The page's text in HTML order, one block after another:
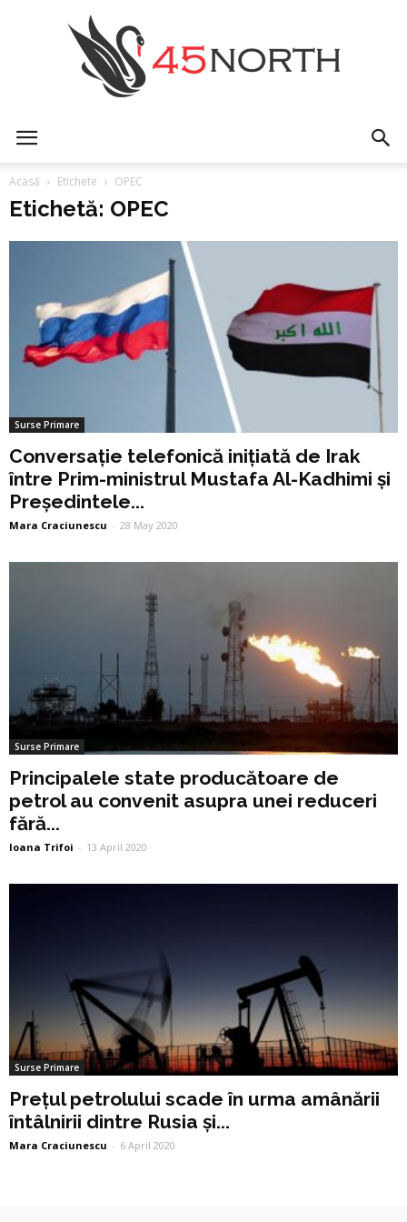
Acasă Etichete OPEC
Etichetă: OPEC
Surse Primare
Conversație telefonică inițiată de Irak
între Prim-ministrul Mustafa Al-Kadhimi și
Președintele...
Mara Craciunescu - 28 May 2020
Surse Primare
Principalele state producătoare de
petrol au convenit asupra unei reduceri
fără...
Ioana Trifoi - 13 April 2020
Surse Primare
Prețul petrolului scade în urma amânării
întâlnirii dintre Rusia și...
Mara Craciunescu - 6 April 2020